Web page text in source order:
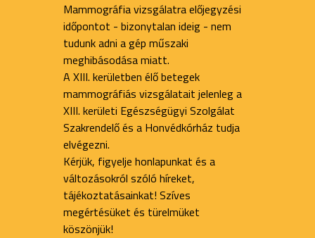
Mammográfia vizsgálatra előjegyzési
időpontot - bizonytalan ideig - nem
tudunk adni a gép műszaki
meghibásodása miatt.
A XIII. kerületben élő betegek
mammográfiás vizsgálatait jelenleg a
XIII. kerületi Egészségügyi Szolgálat
Szakrendelő és a Honvédkórház tudja
elvégezni.
Kérjük, figyelje honlapunkat és a
változásokról szóló híreket,
tájékoztatásainkat! Szíves
megértésüket és türelmüket
köszönjük!